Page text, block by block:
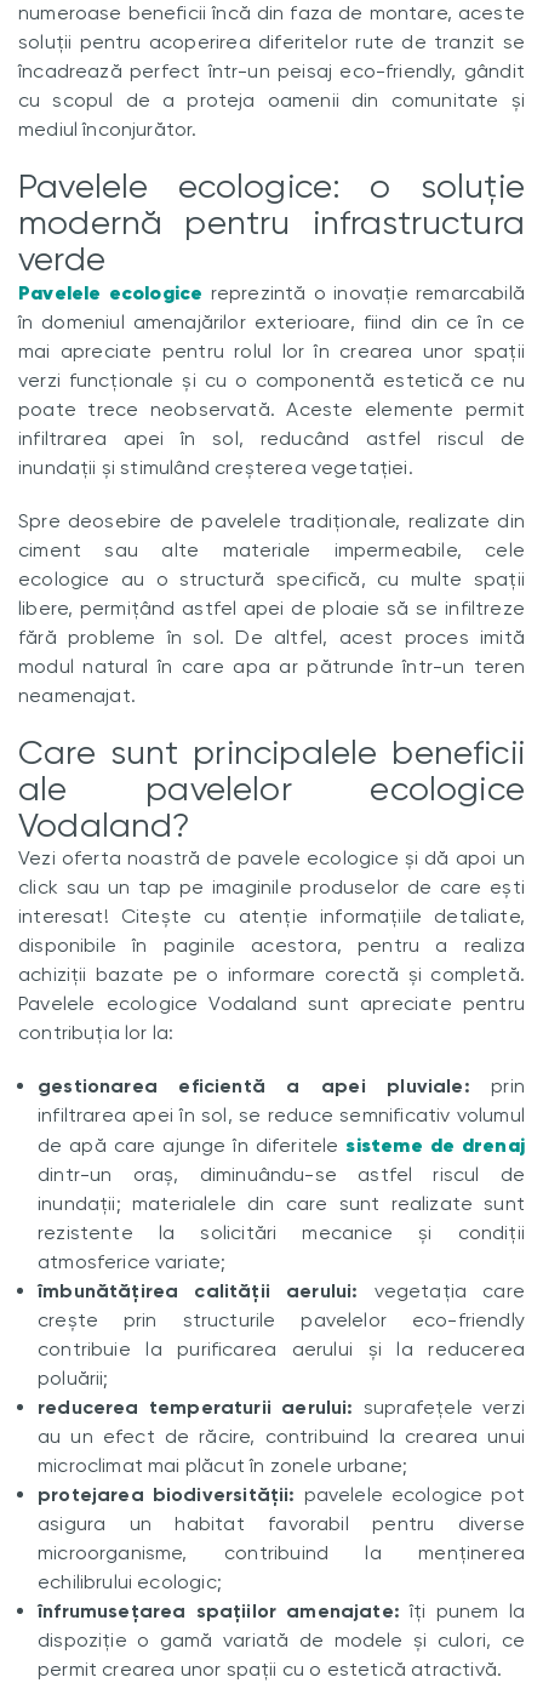
numeroase beneficii încă din faza de montare, aceste
soluții pentru acoperirea diferitelor rute de tranzit se
încadrează perfect într-un peisaj eco-friendly, gândit
cu scopul de a proteja oamenii din comunitate și
mediul înconjurător.
Pavelele ecologice: o soluție
modernă pentru infrastructura
verde
Pavelele ecologice reprezintă o inovație remarcabilă
în domeniul amenajărilor exterioare, fiind din ce în ce
mai apreciate pentru rolul lor în crearea unor spații
verzi funcționale și cu o componentă estetică ce nu
poate trece neobservată. Aceste elemente permit
infiltrarea apei în sol, reducând astfel riscul de
inundații și stimulând creșterea vegetației.
Spre deosebire de pavelele tradiționale, realizate din
ciment sau alte materiale impermeabile, cele
ecologice au o structură specifică, cu multe spații
libere, permițând astfel apei de ploaie să se infiltreze
fără probleme în sol. De altfel, acest proces imită
modul natural în care apa ar pătrunde într-un teren
neamenajat.
Care sunt principalele beneficii
ale pavelelor ecologice
Vodaland?
Vezi oferta noastră de pavele ecologice și dă apoi un
click sau un tap pe imaginile produselor de care ești
interesat! Citește cu atenție informațiile detaliate,
disponibile în paginile acestora, pentru a realiza
achiziții bazate pe o informare corectă și completă.
Pavelele ecologice Vodaland sunt apreciate pentru
contribuția lor la:
gestionarea eficientă a apei pluviale: prin
infiltrarea apei în sol, se reduce semnificativ volumul
de apă care ajunge în diferitele sisteme de drenaj
dintr-un oraș, diminuându-se astfel riscul de
inundații; materialele din care sunt realizate sunt
rezistente la solicitări mecanice și condiții
atmosferice variate;
îmbunătățirea calității aerului: vegetația care
crește prin structurile pavelelor eco-friendly
contribuie la purificarea aerului și la reducerea
poluării;
reducerea temperaturii aerului: suprafețele verzi
au un efect de răcire, contribuind la crearea unui
microclimat mai plăcut în zonele urbane;
protejarea biodiversității: pavelele ecologice pot
asigura un habitat favorabil pentru diverse
microorganisme, contribuind la menținerea
echilibrului ecologic;
înfrumusețarea spațiilor amenajate: îți punem la
dispoziție o gamă variată de modele și culori, ce
permit crearea unor spații cu o estetică atractivă.